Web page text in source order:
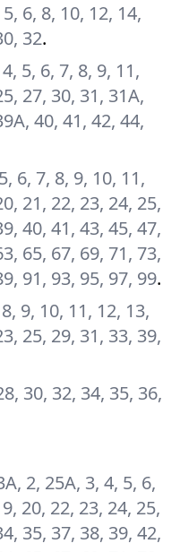
6, 8, 10, 12, 14,
32.
5, 6, 7, 8, 9, 11,
27, 30, 31, 31А,
40, 41, 42, 44,
6, 7, 8, 9, 10, 11,
21, 22, 23, 24, 25,
40, 41, 43, 45, 47,
65, 67, 69, 71, 73,
91, 93, 95, 97, 99.
9, 10, 11, 12, 13,
25, 29, 31, 33, 39,
30, 32, 34, 35, 36,
2, 25А, 3, 4, 5, 6,
20, 22, 23, 24, 25,
35, 37, 38, 39, 42,